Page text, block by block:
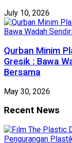
July 10, 2026
Qurban Minim
Gresik : Bawa
Bersama
May 30, 2026
Recent News